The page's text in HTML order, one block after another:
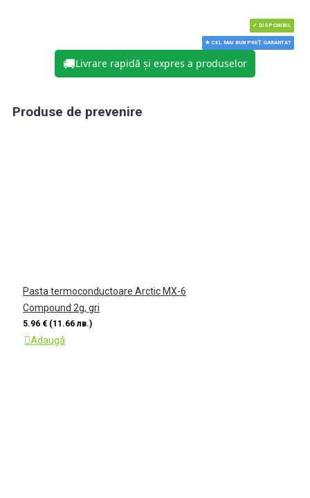
✓ DISPONIBIL
★ CEL MAI BUN PREȚ GARANTAT
🚚Livrare rapidă și expres a produselor
Produse de prevenire
Pasta termoconductoare Arctic MX-6
Compound 2g, gri
5.96 € (11.66 лв.)
Adaugă